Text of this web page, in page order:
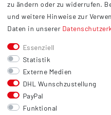
Barrierefreiheit
Service
Kontakt
Versand
Zahlung
Vertrag widerrufen
Sonstiges
zu ändern oder zu widerrufen.
und weitere Hinweise zur
Daten in unserer
Essenziell
Statistik
Externe Medien
DHL Wunschzustellung
PayPal
Funktional